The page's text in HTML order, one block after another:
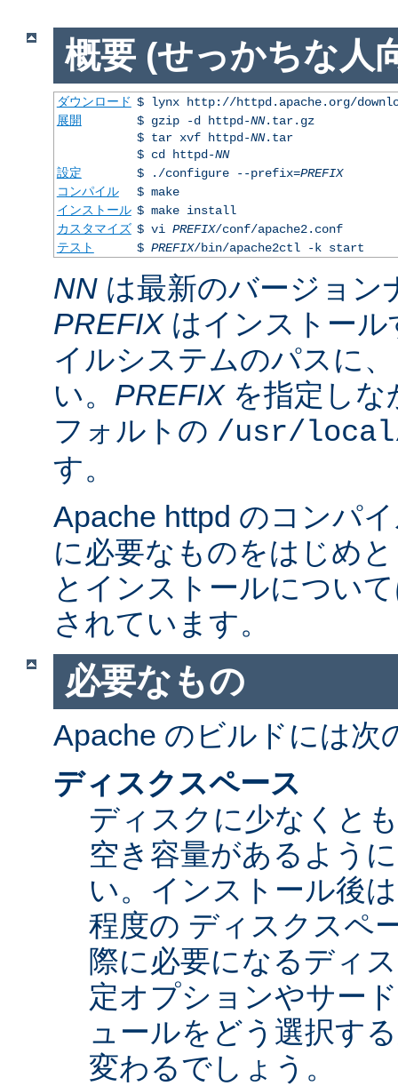
概要 (せっかちな人
ダウンロード $ lynx http://httpd.apache.org/
展開
$ gzip -d httpd-NN.tar.gz
$ tar xvf httpd-NN.tar
$ cd httpd-NN
設定
$ ./configure --prefix=PREFIX
コンパイル
$ make
インストール $ make install
カスタマイズ $ vi PREFIX/conf/apache2.conf
テスト
$ PREFIX/bin/apache2ctl -k start
NN は最新のバージョン
PREFIXはインストール
イルシステムのパスに
い。 PREFIXを指定しな
フォルトの /usr/local/
す。
Apache httpd のコンパ
に必要なものをはじめ
とインストールについ
されています。
必要なもの
Apache のビルドには次
ディスクスペース
ディスクに少なくと
空き容量があるよう
い。インストール後
程度の ディスクスペ
際に必要になるディ
定オプションやサー
ュールをどう選択す
変わるでしょう。